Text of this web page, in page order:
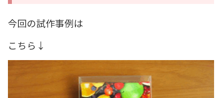
今回の試作事例は
こちら↓